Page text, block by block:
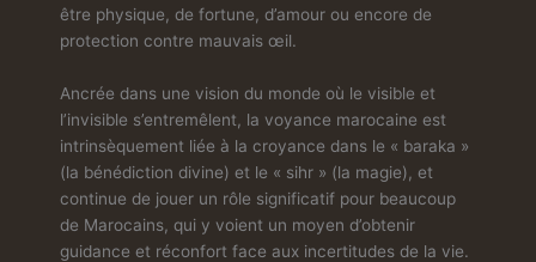
être physique, de fortune, d’amour ou encore de
protection contre mauvais œil.
Ancrée dans une vision du monde où le visible et
l’invisible s’entremêlent, la voyance marocaine est
intrinsèquement liée à la croyance dans le « baraka »
(la bénédiction divine) et le « sihr » (la magie), et
continue de jouer un rôle significatif pour beaucoup
de Marocains, qui y voient un moyen d’obtenir
guidance et réconfort face aux incertitudes de la vie.